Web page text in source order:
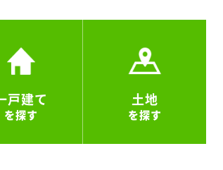
戸建て
を探す
土地
を探す